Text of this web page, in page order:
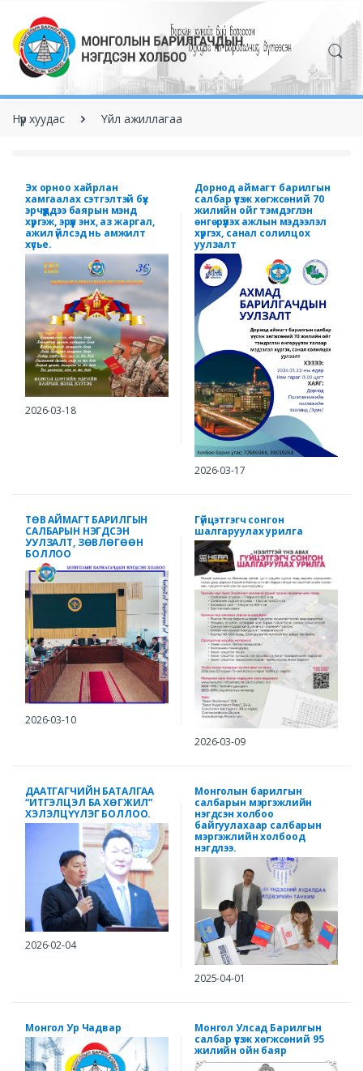
Нүүр хуудас Үйл ажиллагаа
Эх орноо хайрлан
хамгаалах сэтгэлтэй бүх
эрчүүддээ баярын мэнд
хүргэж, эрүүл энх, аз жаргал,
ажил үйлсэд нь амжилт
хүсье.
2026-03-18
Дорнод аймагт барилгын
салбар үүсэж хөгжсөний 70
жилийн ойг тэмдэглэн
өнгөрүүлэх ажлын мэдээлэл
хүргэх, санал солилцох
уулзалт
2026-03-17
ТӨВ АЙМАГТ БАРИЛГЫН
САЛБАРЫН НЭГДСЭН
УУЛЗАЛТ, ЗӨВЛӨГӨӨН
БОЛЛОО
2026-03-10
Гүйцэтгэгч сонгон
шалгаруулах урилга
2026-03-09
ДААТГАГЧИЙН БАТАЛГАА
“ИТГЭЛЦЭЛ БА ХӨГЖИЛ”
ХЭЛЭЛЦҮҮЛЭГ БОЛЛОО.
2026-02-04
Монголын барилгын
салбарын мэргэжлийн
нэгдсэн холбоо
байгуулахаар салбарын
мэргэжлийн холбоод
нэгдлээ.
2025-04-01
Монгол Ур Чадвар
Монгол Улсад Барилгын
салбар үүсэж хөгжсөний 95
жилийн ойн баяр